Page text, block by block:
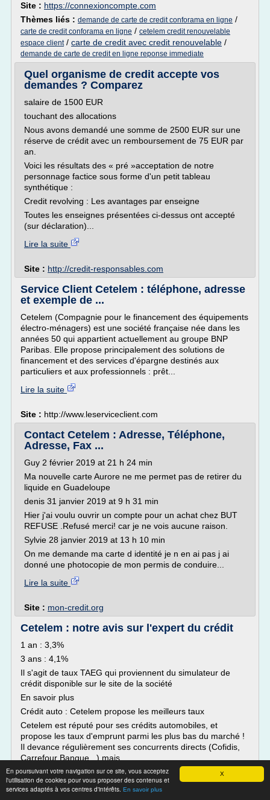
X
En poursuivant votre navigation sur ce site, vous acceptez
l'utilisation de cookies pour vous proposer des contenus et
services adaptés à vos centres d'intérêts. En savoir plus
Site : https://connexioncompte.com
Thèmes liés : demande de carte de credit conforama en ligne /
carte de credit conforama en ligne / cetelem credit renouvelable
espace client/ carte de credit avec credit renouvelable /
demande de carte de credit en ligne reponse immediate
Quel organisme de credit accepte vos
demandes ? Comparez
salaire de 1500 EUR
touchant des allocations
Nous avons demandé une somme de 2500 EUR sur une
réserve de crédit avec un remboursement de 75 EUR par
an.
Voici les résultats des « pré »acceptation de notre
personnage factice sous forme d'un petit tableau
synthétique :
Credit revolving : Les avantages par enseigne
Toutes les enseignes présentées ci-dessus ont accepté
(sur déclaration)...
Lire la suite
Site : http://credit-responsables.com
Service Client Cetelem : téléphone, adresse
et exemple de ...
Cetelem (Compagnie pour le financement des équipements
électro-ménagers) est une société française née dans les
années 50 qui appartient actuellement au groupe BNP
Paribas. Elle propose principalement des solutions de
financement et des services d'épargne destinés aux
particuliers et aux professionnels : prêt...
Lire la suite
Site : http://www.leserviceclient.com
Contact Cetelem : Adresse, Téléphone,
Adresse, Fax ...
Guy 2 février 2019 at 21 h 24 min
Ma nouvelle carte Aurore ne me permet pas de retirer du
liquide en Guadeloupe
denis 31 janvier 2019 at 9 h 31 min
Hier j'ai voulu ouvrir un compte pour un achat chez BUT
REFUSE .Refusé merci! car je ne vois aucune raison.
Sylvie 28 janvier 2019 at 13 h 10 min
On me demande ma carte d identité je n en ai pas j ai
donné une photocopie de mon permis de conduire...
Lire la suite
Site : mon-credit.org
Cetelem : notre avis sur l'expert du crédit
1 an : 3,3%
3 ans : 4,1%
Il s'agit de taux TAEG qui proviennent du simulateur de
crédit disponible sur le site de la société
En savoir plus
Crédit auto : Cetelem propose les meilleurs taux
Cetelem est réputé pour ses crédits automobiles, et
propose les taux d'emprunt parmi les plus bas du marché !
Il devance régulièrement ses concurrents directs (Cofidis,
Carrefour Banque...) mais...
Lire la suite